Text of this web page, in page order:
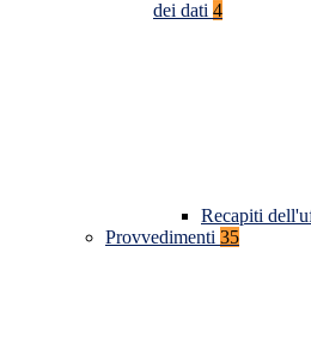
dei dati 4
Recapiti
Provvedimenti 35